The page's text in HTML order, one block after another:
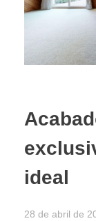
ideal
28 de abril de